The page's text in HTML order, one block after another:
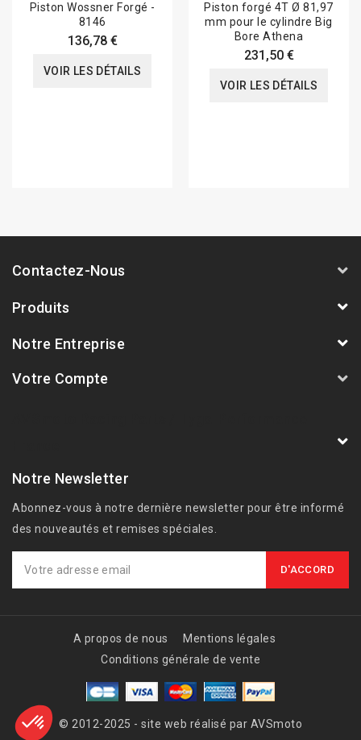
Piston Wossner Forgé -
8146
136,78 €
VOIR LES DÉTAILS
Piston forgé 4T Ø 81,97
mm pour le cylindre Big
Bore Athena
231,50 €
VOIR LES DÉTAILS
Contactez-Nous
Produits
Notre Entreprise
Votre Compte
Notre Newsletter
Abonnez-vous à notre dernière newsletter pour être informé
des nouveautés et remises spéciales.
A propos de nous
Mentions légales
Conditions générale de vente
© 2012-2025 - site web réalisé par AVSmoto